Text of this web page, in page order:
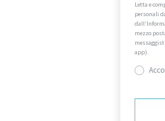
Letta e
personali
mezzo
app).